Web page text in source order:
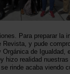
Para preparar la
Revista, y pude
Orgánica de
hizo realidad
rinde acaba viendo